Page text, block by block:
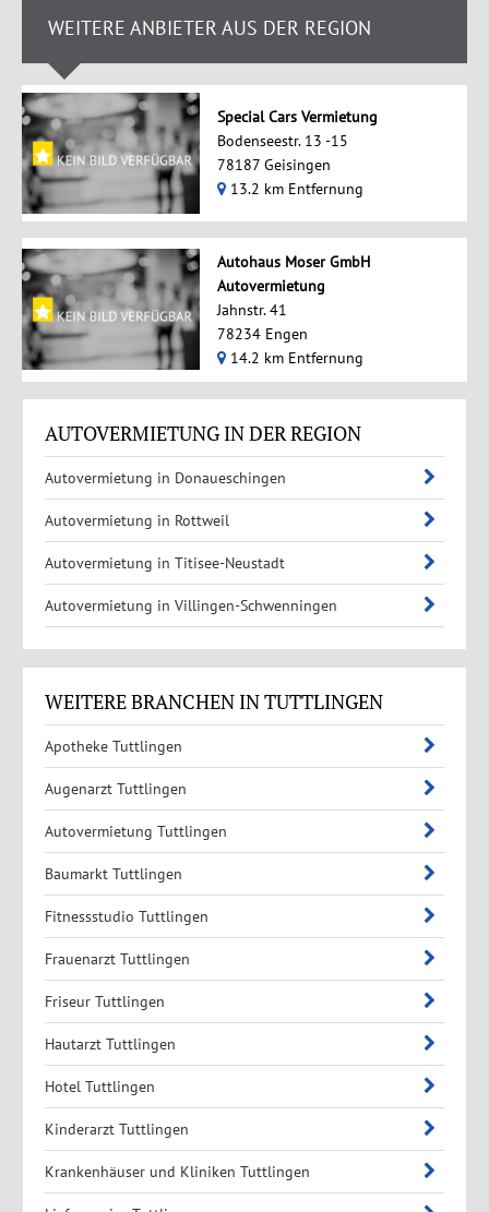
WEITERE ANBIETER AUS DER REGION
Special Cars Vermietung
Bodenseestr. 13 -15
78187 Geisingen
13.2 km Entfernung
Autohaus Moser GmbH
Autovermietung
Jahnstr. 41
78234 Engen
14.2 km Entfernung
AUTOVERMIETUNG IN DER REGION
Autovermietung in Donaueschingen
Autovermietung in Rottweil
Autovermietung in Titisee-Neustadt
Autovermietung in Villingen-Schwenningen
WEITERE BRANCHEN IN TUTTLINGEN
Apotheke Tuttlingen
Augenarzt Tuttlingen
Autovermietung Tuttlingen
Baumarkt Tuttlingen
Fitnessstudio Tuttlingen
Frauenarzt Tuttlingen
Friseur Tuttlingen
Hautarzt Tuttlingen
Hotel Tuttlingen
Kinderarzt Tuttlingen
Krankenhäuser und Kliniken Tuttlingen